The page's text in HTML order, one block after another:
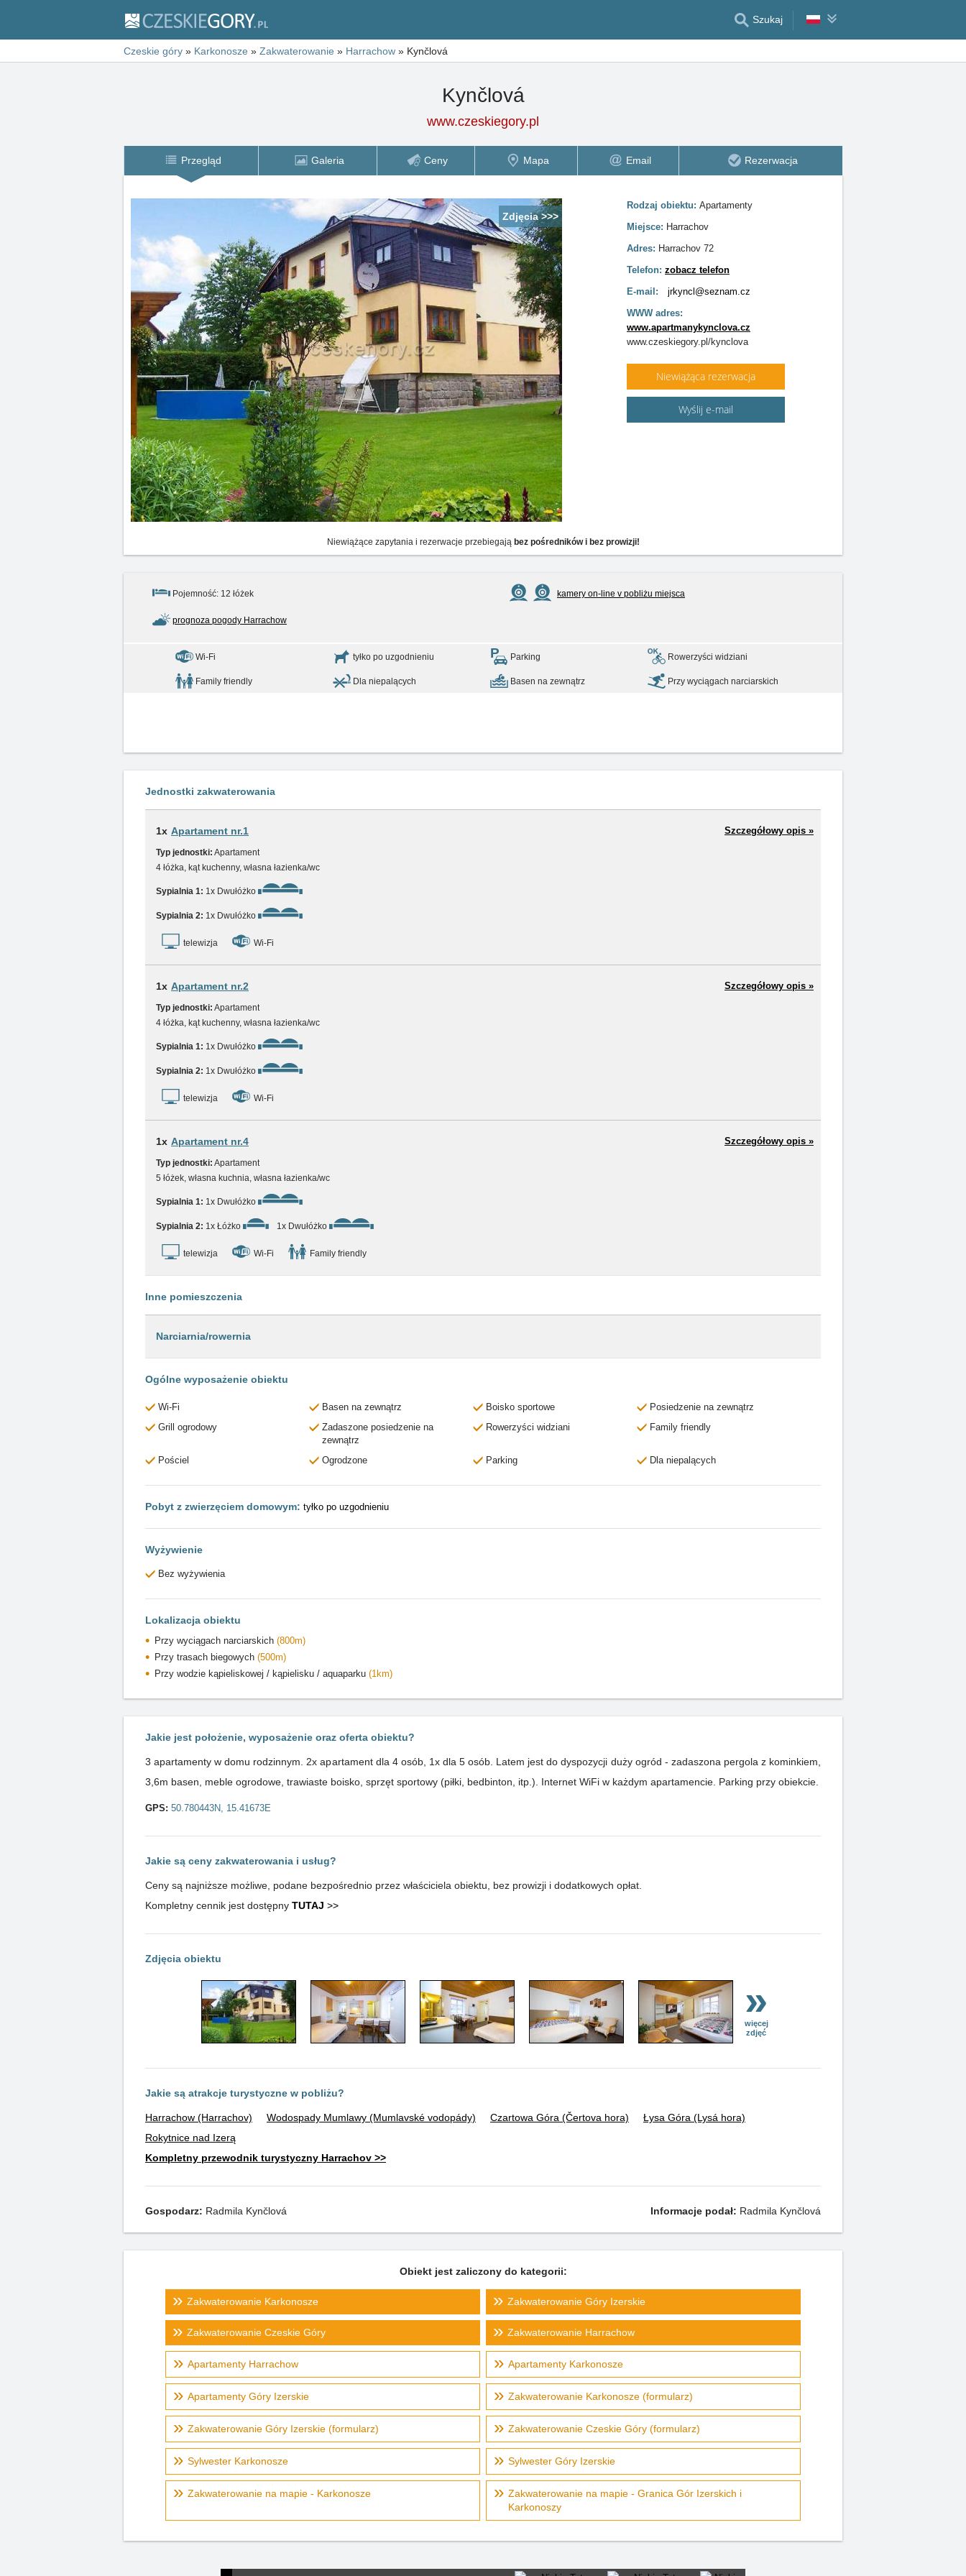
Szukaj
Czeskie góry » Karkonosze » Zakwaterowanie » Harrachow » Kynčlová
Kynčlová
www.czeskiegory.pl
Przegląd Galeria Ceny Mapa Email Rezerwacja
Zdjęcia >>>
Rodzaj obiektu: Apartamenty
Miejsce: Harrachov
Adres: Harrachov 72
Telefon: zobacz telefon
E-mail:
jrkyncl@seznam.cz
WWW adres:
www.apartmanykynclova.cz
www.czeskiegory.pl/kynclova
Niewiążąca rezerwacja
Wyślij e-mail
Niewiążące zapytania i rezerwacje przebiegają bez pośredników i bez prowizji!
Pojemność: 12 łóżek kamery on-line v pobliżu miejsca
prognoza pogody Harrachow
Wi-Fi tyłko po uzgodnieniu Parking Rowerzyści widziani
Family friendly Dla niepalących Basen na zewnątrz Przy wyciągach narciarskich
Jednostki zakwaterowania
1x Apartament nr.1
Typ jednostki: Apartament
4 łóżka, kąt kuchenny, własna łazienka/wc
Sypialnia 1: 1x Dwułóżko
Sypialnia 2: 1x Dwułóżko
telewizja Wi-Fi
Szczegółowy opis »
1x Apartament nr.2
Typ jednostki: Apartament
4 łóżka, kąt kuchenny, własna łazienka/wc
Sypialnia 1: 1x Dwułóżko
Sypialnia 2: 1x Dwułóżko
telewizja Wi-Fi
Szczegółowy opis »
1x Apartament nr.4
Typ jednostki: Apartament
5 łóżek, własna kuchnia, własna łazienka/wc
Sypialnia 1: 1x Dwułóżko
Sypialnia 2: 1x Łóżko 1x Dwułóżko
telewizja Wi-Fi Family friendly
Szczegółowy opis »
Inne pomieszczenia
Narciarnia/rowernia
Ogólne wyposażenie obiektu
Wi-Fi Basen na zewnątrz Boisko sportowe
Posiedzenie na zewnątrz
Grill ogrodowy
Zadaszone posiedzenie na
zewnątrz
Rowerzyści widziani Family friendly
Pościel Ogrodzone Parking Dla niepalących
Pobyt z zwierzęciem domowym: tyłko po uzgodnieniu
Wyżywienie
Bez wyżywienia
Lokalizacja obiektu
Przy wyciągach narciarskich (800m)
Przy trasach biegowych (500m)
Przy wodzie kąpieliskowej / kąpielisku / aquaparku (1km)
Jakie jest położenie, wyposażenie oraz oferta obiektu?
3 apartamenty w domu rodzinnym. 2x apartament dla 4 osób, 1x dla 5 osób. Latem jest do dyspozycji duży ogród - zadaszona pergola z kominkiem,
3,6m basen, meble ogrodowe, trawiaste boisko, sprzęt sportowy (piłki, bedbinton, itp.). Internet WiFi w każdym apartamencie. Parking przy obiekcie.
GPS: 50.780443N, 15.41673E
Jakie są ceny zakwaterowania i usług?
Ceny są najniższe możliwe, podane bezpośrednio przez właściciela obiektu, bez prowizji i dodatkowych opłat.
Kompletny cennik jest dostępny TUTAJ >>
Zdjęcia obiektu
»
więcej
zdjęć
Jakie są atrakcje turystyczne w pobliżu?
Harrachow (Harrachov) Wodospady Mumlawy (Mumlavské vodopády) Czartowa Góra (Čertova hora)
Łysa Góra (Lysá hora)
Rokytnice nad Izerą
Kompletny przewodnik turystyczny Harrachov >>
Gospodarz: Radmila Kynčlová Informacje podał: Radmila Kynčlová
Obiekt jest zaliczony do kategorii:
Zakwaterowanie Karkonosze Zakwaterowanie Góry Izerskie
Zakwaterowanie Czeskie Góry Zakwaterowanie Harrachow
Apartamenty Harrachow Apartamenty Karkonosze
Apartamenty Góry Izerskie Zakwaterowanie Karkonosze (formularz)
Zakwaterowanie Góry Izerskie (formularz) Zakwaterowanie Czeskie Góry (formularz)
Sylwester Karkonosze Sylwester Góry Izerskie
Zakwaterowanie na mapie - Karkonosze
Zakwaterowanie na mapie - Granica Gór Izerskich i
Karkonoszy